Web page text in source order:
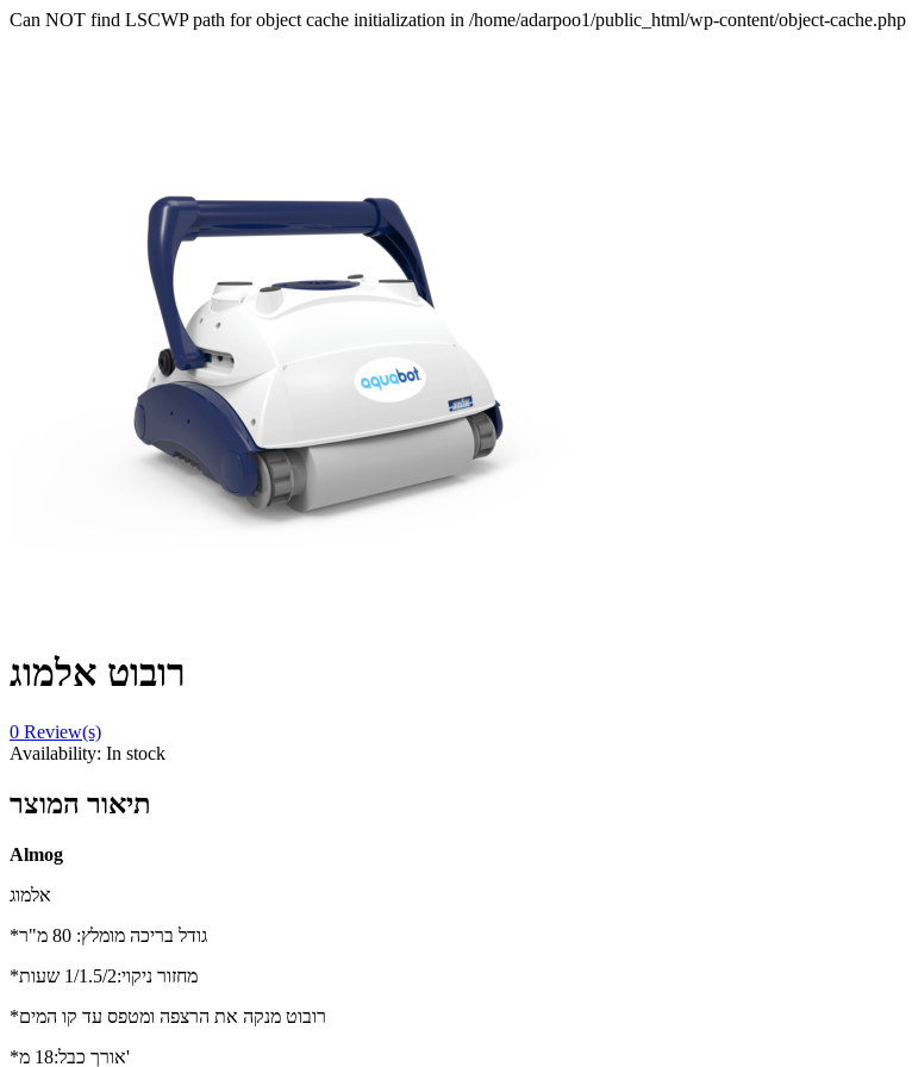
Can NOT find LSCWP path for object cache initialization in /home/adarpoo1/public_html/wp-content/object-cache.php
רובוט אלמוג
0 Review(s)
Availability: In stock
תיאור המוצר
Almog
אלמוג
*גודל בריכה מומלץ: 80 מ"ר
*מחזור ניקוי:1/1.5/2 שעות
*רובוט מנקה את הרצפה ומטפס עד קו המים
*אורך כבל:18 מ'